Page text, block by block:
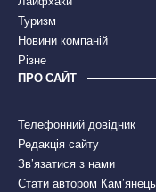
Туризм
Новини компаній
Різне
ПРО САЙТ
Телефонний довідник
Редакція сайту
Зв’язатися з нами
Стати автором